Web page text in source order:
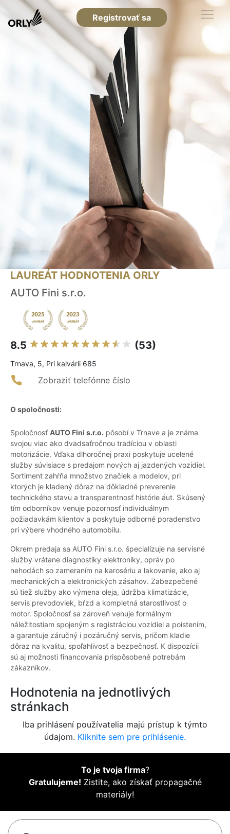
Registrovať sa
LAUREÁT HODNOTENIA ORLY
AUTO Fini s.r.o.
8.5 (53)
Trnava, 5, Pri kalvárii 685
Zobraziť telefónne číslo
O spoločnosti:
Spoločnosť AUTO Fini s.r.o. pôsobí v Trnave a je známa
svojou viac ako dvadsaťročnou tradíciou v oblasti
motorizácie. Vďaka dlhoročnej praxi poskytuje ucelené
služby súvisiace s predajom nových aj jazdených vozidiel.
Sortiment zahŕňa množstvo značiek a modelov, pri
ktorých je kladený dôraz na dôkladné preverenie
technického stavu a transparentnosť histórie áut. Skúsený
tím odborníkov venuje pozornosť individuálnym
požiadavkám klientov a poskytuje odborné poradenstvo
pri výbere vhodného automobilu.
Okrem predaja sa AUTO Fini s.r.o. špecializuje na servisné
služby vrátane diagnostiky elektroniky, opráv po
nehodách so zameraním na karosériu a lakovanie, ako aj
mechanických a elektronických zásahov. Zabezpečené
sú tiež služby ako výmena oleja, údržba klimatizácie,
servis prevodoviek, bŕzd a kompletná starostlivosť o
motor. Spoločnosť sa zároveň venuje formálnym
náležitostiam spojeným s registráciou vozidiel a poistením,
a garantuje záručný i pozáručný servis, pričom kladie
dôraz na kvalitu, spoľahlivosť a bezpečnosť. K dispozícii
sú aj možnosti financovania prispôsobené potrebám
zákazníkov.
Hodnotenia na jednotlivých
stránkach
Iba prihlásení používatelia majú prístup k týmto
údajom. Kliknite sem pre prihlásenie.
To je tvoja firma?
Gratulujeme! Zistite, ako získať propagačné
materiály!